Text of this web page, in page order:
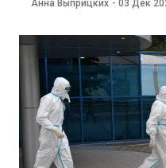
шести месяцам.
Керпек. В суде
состоялось заседание
школьницы на Чеканах.
Анна Выприцких - 03 Дек